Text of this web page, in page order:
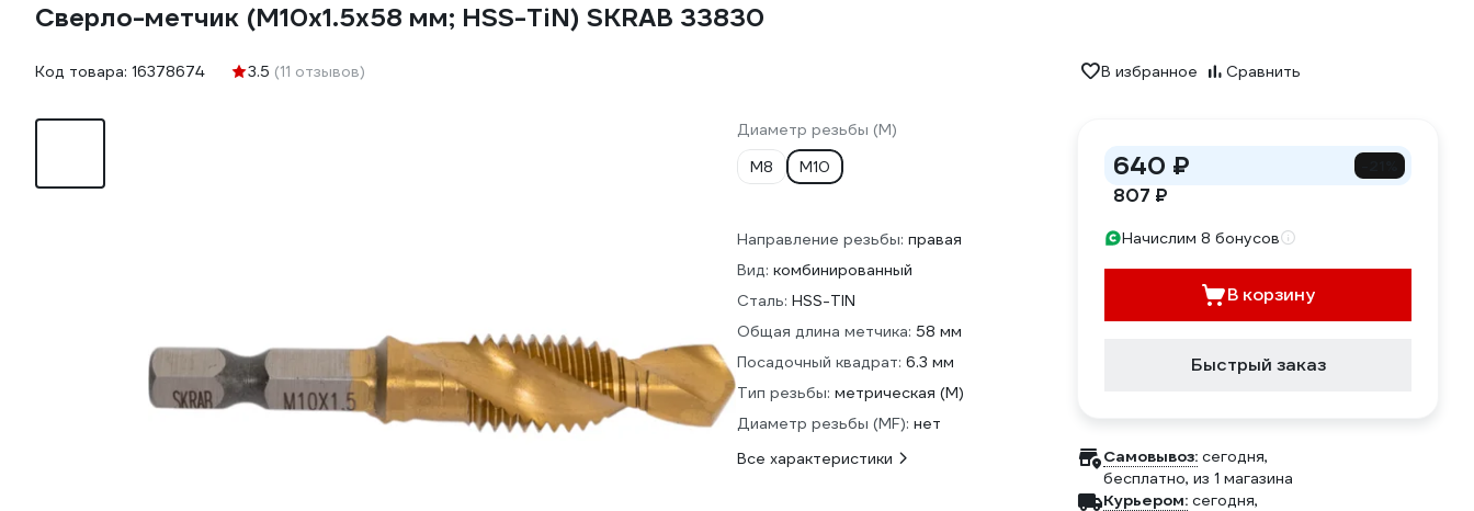
Сверло-метчик (М10х1.5х58 мм; HSS-TiN) SKRAB 33830
Код товара: 16378674 3.5 (11 отзывов) В избранное Сравнить
Диаметр резьбы (М)
М8
М10
Направление резьбы: правая
Вид: комбинированный
Сталь: HSS-TIN
Общая длина метчика: 58 мм
Посадочный квадрат: 6.3 мм
Тип резьбы: метрическая (М)
Диаметр резьбы (MF): нет
Все характеристики
640 ₽
807 ₽
Начислим 8 бонусов
В корзину
Быстрый заказ
Самовывоз: сегодня,
бесплатно, из 1 магазина
Курьером: сегодня,